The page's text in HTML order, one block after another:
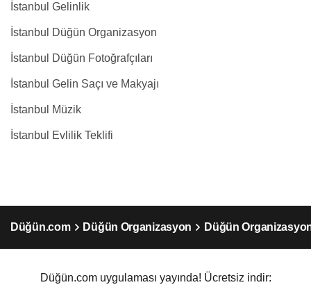
İstanbul Gelinlik
İstanbul Düğün Organizasyon
İstanbul Düğün Fotoğrafçıları
İstanbul Gelin Saçı ve Makyajı
İstanbul Müzik
İstanbul Evlilik Teklifi
Düğün.com Düğün Organizasyon Düğün
Düğün.com uygulaması yayında! Ücretsiz indir: